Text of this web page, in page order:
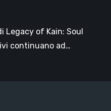
Legacy of Kain: Soul
continuano ad…